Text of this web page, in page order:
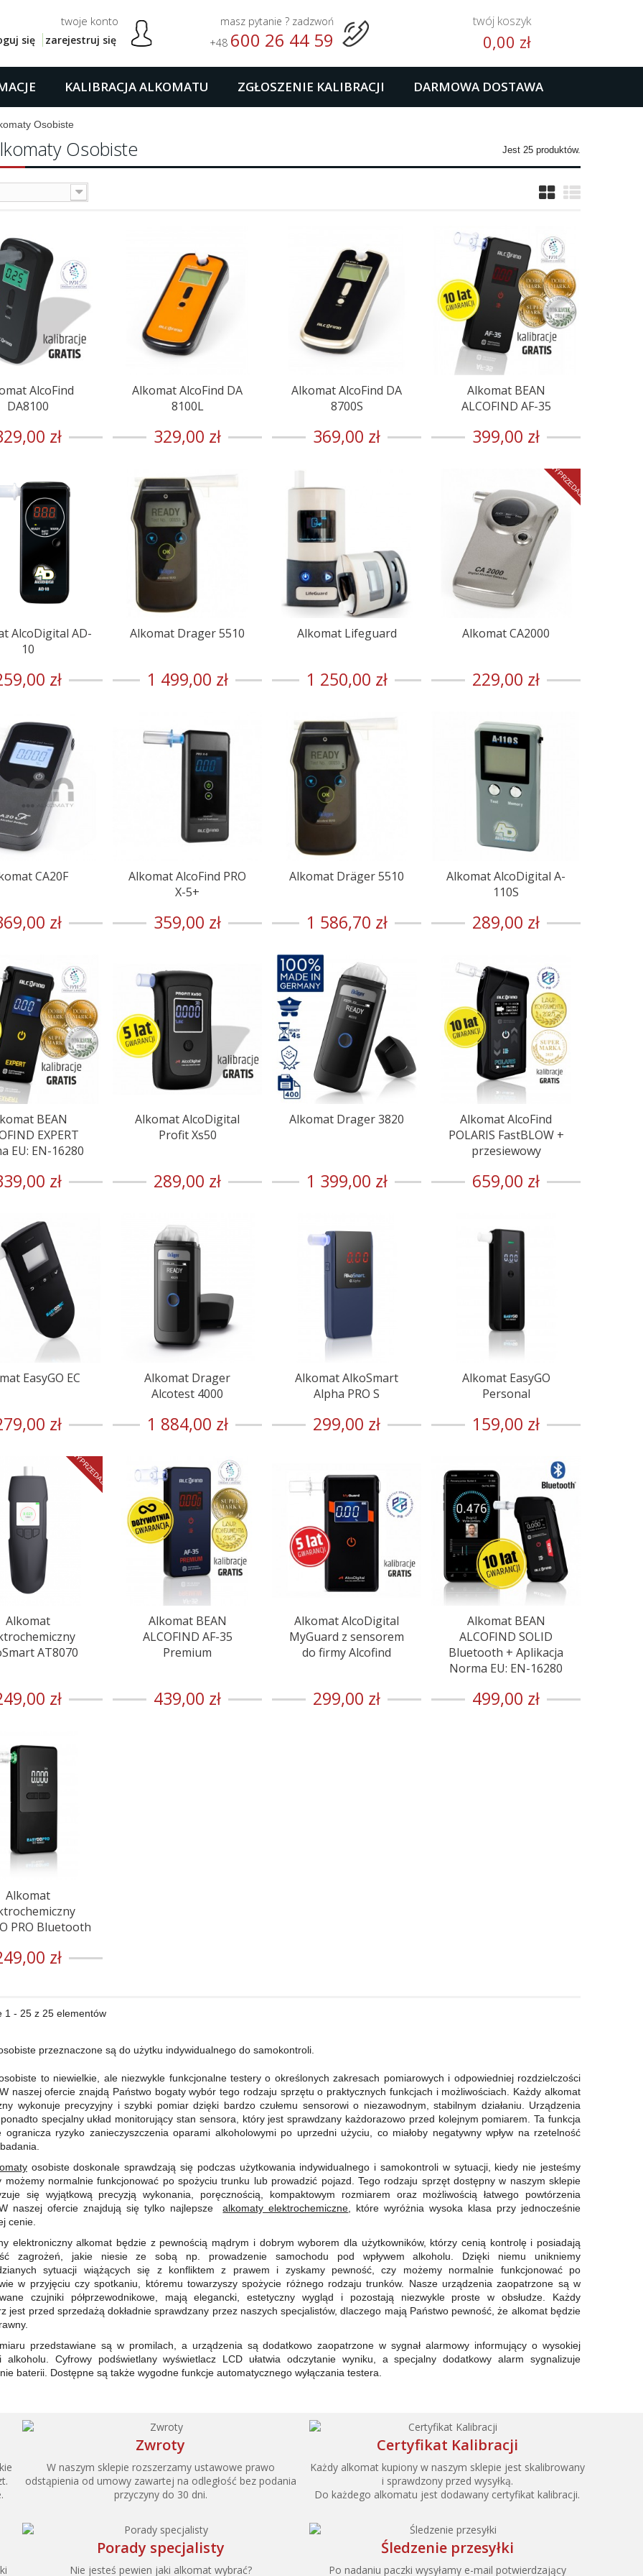
twoje konto
się zarejestruj się
masz pytanie ? zadzwoń
+48 600 26 44 59
twój koszyk
0,00 zł
KALIBRACJA ALKOMATU ZGŁOSZENIE KALIBRACJI DARMOWA DOSTAWA
Osobiste
Osobiste Jest 25 produktów.
AlcoFind
DA8100
zł
Alkomat AlcoFind DA
8100L
329,00 zł
Alkomat AlcoFind DA
8700S
369,00 zł
Alkomat BEAN
ALCOFIND AF-35
399,00 zł
AlcoDigital AD-
10
zł
Alkomat Drager 5510
1 499,00 zł
Alkomat Lifeguard
1 250,00 zł
WYPRZEDAŻ!
Alkomat CA2000
229,00 zł
CA20F
zł
Alkomat AlcoFind PRO
X-5+
359,00 zł
Alkomat Dräger 5510
1 586,70 zł
Alkomat AlcoDigital A-
110S
289,00 zł
BEAN
EXPERT
EU: EN-16280
zł
Alkomat AlcoDigital
Profit Xs50
289,00 zł
Alkomat Drager 3820
1 399,00 zł
Alkomat AlcoFind
POLARIS FastBLOW +
przesiewowy
659,00 zł
EasyGO EC
zł
Alkomat Drager
Alcotest 4000
1 884,00 zł
Alkomat AlkoSmart
Alpha PRO S
299,00 zł
Alkomat EasyGO
Personal
159,00 zł
WYPRZEDAŻ!
Alkomat
AT8070
zł
Alkomat BEAN
ALCOFIND AF-35
Premium
439,00 zł
Alkomat AlcoDigital
MyGuard z sensorem
do firmy Alcofind
299,00 zł
Alkomat BEAN
ALCOFIND SOLID
Bluetooth + Aplikacja
Norma EU: EN-16280
499,00 zł
Alkomat
PRO Bluetooth
zł
1 - 25 z 25 elementów
przeznaczone są do użytku indywidualnego do samokontroli.
to niewielkie, ale niezwykle funkcjonalne testery o określonych zakresach pomiarowych i odpowiedniej rozdzielczości
naszej ofercie znajdą Państwo bogaty wybór tego rodzaju sprzętu o praktycznych funkcjach i możliwościach. Każdy alkomat
wykonuje precyzyjny i szybki pomiar dzięki bardzo czułemu sensorowi o niezawodnym, stabilnym działaniu. Urządzenia
specjalny układ monitorujący stan sensora, który jest sprawdzany każdorazowo przed kolejnym pomiarem. Ta funkcja
ogranicza ryzyko zanieczyszczenia oparami alkoholowymi po uprzedni użyciu, co miałoby negatywny wpływ na rzetelność
osobiste doskonale sprawdzają się podczas użytkowania indywidualnego i samokontroli w sytuacji, kiedy nie jesteśmy
możemy normalnie funkcjonować po spożyciu trunku lub prowadzić pojazd. Tego rodzaju sprzęt dostępny w naszym sklepie
się wyjątkową precyzją wykonania, poręcznością, kompaktowym rozmiarem oraz możliwością łatwego powtórzenia
naszej ofercie znajdują się tylko najlepszealkomaty elektrochemiczne, które wyróżnia wysoka klasa przy jednocześnie
cenie.
elektroniczny alkomat będzie z pewnością mądrym i dobrym wyborem dla użytkowników, którzy cenią kontrolę i posiadają
zagrożeń, jakie niesie ze sobą np. prowadzenie samochodu pod wpływem alkoholu. Dzięki niemu unikniemy
sytuacji wiążących się z konfliktem z prawem i zyskamy pewność, czy możemy normalnie funkcjonować po
w przyjęciu czy spotkaniu, któremu towarzyszy spożycie różnego rodzaju trunków. Nasze urządzenia zaopatrzone są w
czujniki półprzewodnikowe, mają elegancki, estetyczny wygląd i pozostają niezwykle proste w obsłudze. Każdy
jest przed sprzedażą dokładnie sprawdzany przez naszych specjalistów, dlaczego mają Państwo pewność, że alkomat będzie
przedstawiane są w promilach, a urządzenia są dodatkowo zaopatrzone w sygnał alarmowy informujący o wysokiej
alkoholu. Cyfrowy podświetlany wyświetlacz LCD ułatwia odczytanie wyniku, a specjalny dodatkowy alarm sygnalizuje
baterii. Dostępne są także wygodne funkcje automatycznego wyłączania testera.
Zwroty
W naszym sklepie rozszerzamy ustawowe prawo
odstąpienia od umowy zawartej na odległość bez podania
przyczyny do 30 dni.
Certyfikat Kalibracji
Każdy alkomat kupiony w naszym sklepie jest skalibrowany
i sprawdzony przed wysyłką.
Do każdego alkomatu jest dodawany certyfikat kalibracji.
Porady specjalisty
Nie jesteś pewien jaki alkomat wybrać?
Śledzenie przesyłki
Po nadaniu paczki wysyłamy e-mail potwierdzający